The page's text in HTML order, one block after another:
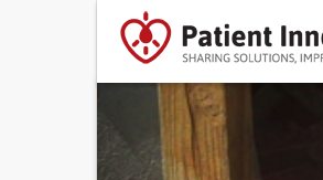
Previous